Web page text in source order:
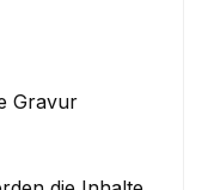
Gravur